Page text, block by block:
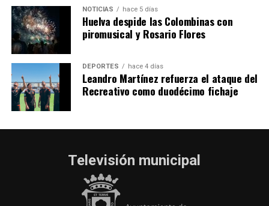
NOTICIAS hace 5 días
Huelva despide las Colombinas con
piromusical y Rosario Flores
DEPORTES hace 4 días
Leandro Martínez refuerza el ataque del
Recreativo como duodécimo fichaje
Televisión municipal